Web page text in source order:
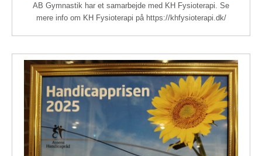
AB Gymnastik har et samarbejde med KH Fysioterapi. Se
mere info om KH Fysioterapi på https://khfysioterapi.dk/